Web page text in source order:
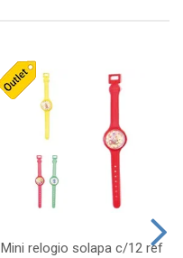
Mini relogio solapa c/12 ref